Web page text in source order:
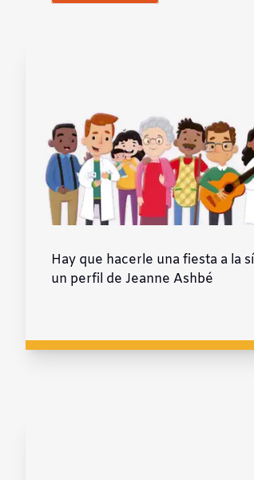
Hay que hacerle una fiesta a la
un perfil de Jeanne Ashbé